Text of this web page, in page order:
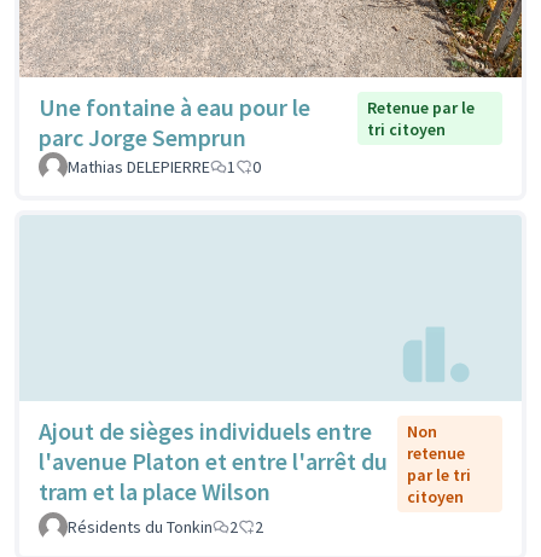
Une fontaine à eau pour le
parc Jorge Semprun
Retenue par le
tri citoyen
Mathias DELEPIERRE
1 0
Ajout de sièges individuels entre
l'avenue Platon et entre l'arrêt du
tram et la place Wilson
Non
retenue
par le tri
citoyen
Résidents du Tonkin
2 2